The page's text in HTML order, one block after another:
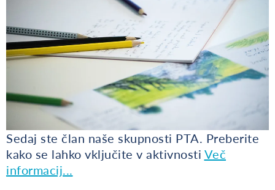
Sedaj ste član naše skupnosti PTA. Preberite
kako se lahko vključite v aktivnosti Več
informacij...